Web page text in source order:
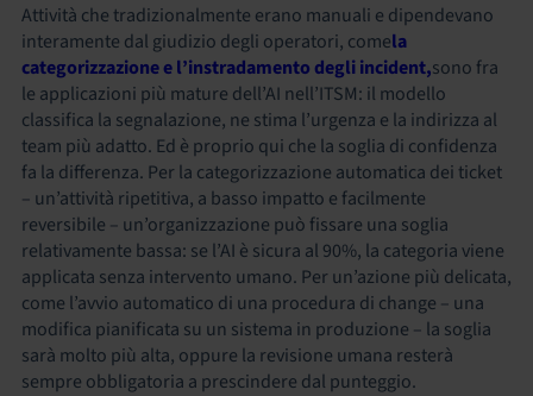
Attività che tradizionalmente erano manuali e dipendevano
interamente dal giudizio degli operatori, comela
categorizzazione e l’instradamento degli incident,sono fra
le applicazioni più mature dell’AI nell’ITSM: il modello
classifica la segnalazione, ne stima l’urgenza e la indirizza al
team più adatto. Ed è proprio qui che la soglia di confidenza
fa la differenza. Per la categorizzazione automatica dei ticket
– un’attività ripetitiva, a basso impatto e facilmente
reversibile – un’organizzazione può fissare una soglia
relativamente bassa: se l’AI è sicura al 90%, la categoria viene
applicata senza intervento umano. Per un’azione più delicata,
come l’avvio automatico di una procedura di change – una
modifica pianificata su un sistema in produzione – la soglia
sarà molto più alta, oppure la revisione umana resterà
sempre obbligatoria a prescindere dal punteggio.